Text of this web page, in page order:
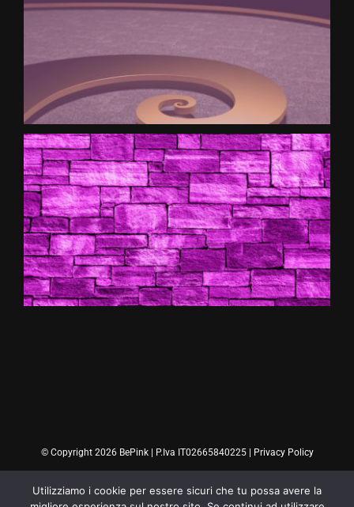
© Copyright 2026 BePink | P.Iva IT02665840225 | Privacy Policy
Utilizziamo i cookie per essere sicuri che tu possa avere la